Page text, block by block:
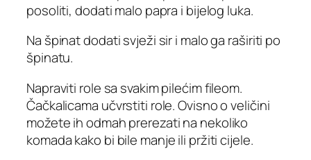
posoliti, dodati malo papra i bijelog luka.
Na špinat dodati svježi sir i malo ga raširiti po
špinatu.
Napraviti role sa svakim pilećim fileom.
Čačkalicama učvrstiti role. Ovisno o veličini
možete ih odmah prerezati na nekoliko
komada kako bi bile manje ili pržiti cijele.